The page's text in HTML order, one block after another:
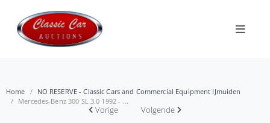
Home
NO RESERVE - Classic Cars and Commercial Equipment IJmuiden
Mercedes-Benz 300 SL 3.0 1992 - ...
Vorige Volgende